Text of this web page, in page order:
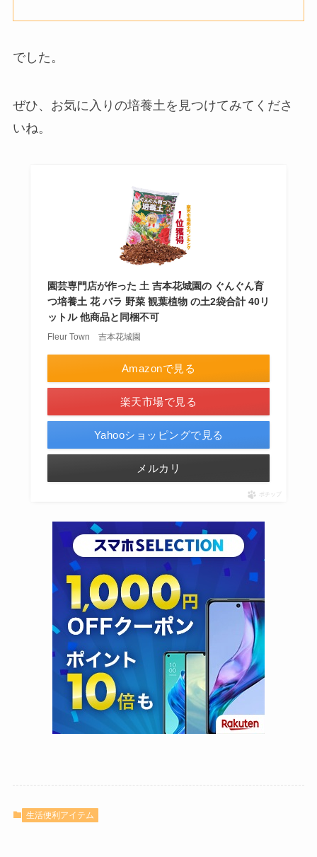
でした。
ぜひ、お気に入りの培養土を見つけてみてくださ
いね。
園芸専門店が作った 土 吉本花城園の ぐんぐん育
つ培養土 花 バラ 野菜 観葉植物 の土2袋合計 40リ
ットル 他商品と同梱不可
Fleur Town 吉本花城園
Amazonで見る
楽天市場で見る
Yahooショッピングで見る
メルカリ
ポチップ
生活便利アイテム